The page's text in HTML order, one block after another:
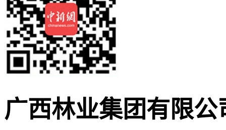
广西林业集团有限